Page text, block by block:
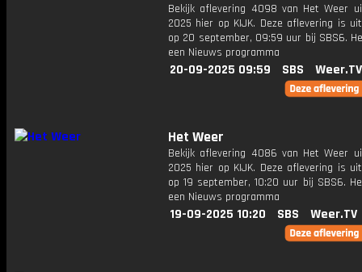
Bekijk aflevering 4098 van Het Weer
2025 hier op KIJK. Deze aflevering is
op 20 september, 09:59 uur bij SBS6.
een Nieuws programma
20-09-2025 09:59 SBS Weer.TV
Het Weer
Bekijk aflevering 4086 van Het Weer
2025 hier op KIJK. Deze aflevering is
op 19 september, 10:20 uur bij SBS6.
een Nieuws programma
19-09-2025 10:20 SBS Weer.TV